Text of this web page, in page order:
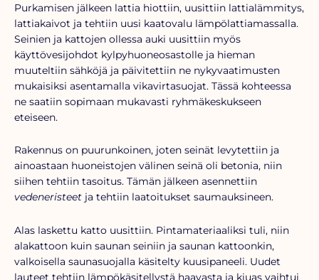
Purkamisen jälkeen lattia hiottiin, uusittiin lattialämmitys,
lattiakaivot ja tehtiin uusi kaatovalu lämpölattiamassalla.
Seinien ja kattojen ollessa auki uusittiin myös
käyttövesijohdot kylpyhuoneosastolle ja hieman
muuteltiin sähköjä ja päivitettiin ne nykyvaatimusten
mukaisiksi asentamalla vikavirtasuojat. Tässä kohteessa
ne saatiin sopimaan mukavasti ryhmäkeskukseen
eteiseen.
Rakennus on puurunkoinen, joten seinät levytettiin ja
ainoastaan huoneistojen välinen seinä oli betonia, niin
siihen tehtiin tasoitus. Tämän jälkeen asennettiin
vedeneristeet ja tehtiin laatoitukset saumauksineen.
Alas laskettu katto uusittiin. Pintamateriaaliksi tuli, niin
alakattoon kuin saunan seiniin ja saunan kattoonkin,
valkoisella saunasuojalla käsitelty kuusipaneeli. Uudet
lauteet tehtiin lämpökäsitellystä haavasta ja kiuas vaihtui